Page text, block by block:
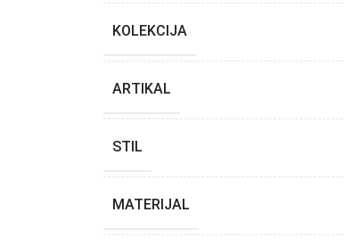
KOLEKCIJA
ARTIKAL
STIL
MATERIJAL